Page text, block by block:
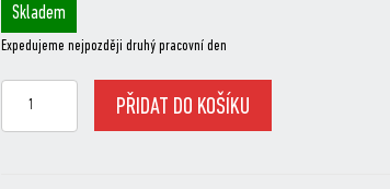
Skladem
Expedujeme nejpozději druhý pracovní den
ZAHRADNÍ
PŘIDAT DO KOŠÍKU